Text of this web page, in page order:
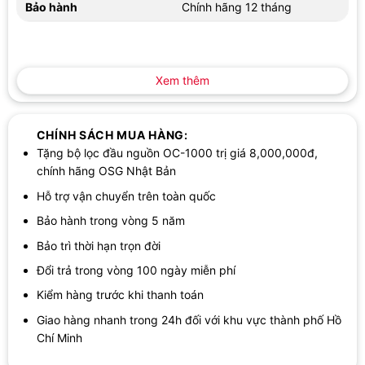
Bộ lọc 6000L và chi phí vận hành dễ dự tính
nhiều chỉ tiêu như clo dư, độ đục, Trihalometthanes, cloroform,
bromodichlorometan, dibromochlorometan, bromoform,
tetrachloroetylen, trichloroetylen, 1,1,1-Trichloroethane, CAT, nấm
một số tạp chất khác như sắt dạng hạt, nhôm trung tính, mùi
mốc Jeosmin, phenol, benzen và carbon tetraclorua.
Bảo hành
Chính hãng 12 tháng
Xem thêm
CHÍNH SÁCH MUA HÀNG:
Tặng bộ lọc đầu nguồn OC-1000 trị giá 8,000,000đ,
chính hãng OSG Nhật Bản
Hỗ trợ vận chuyển trên toàn quốc
Bảo hành trong vòng 5 năm
Bảo trì thời hạn trọn đời
Đổi trả trong vòng 100 ngày miễn phí
Kiểm hàng trước khi thanh toán
Giao hàng nhanh trong 24h đối với khu vực thành phố Hồ
Chí Minh